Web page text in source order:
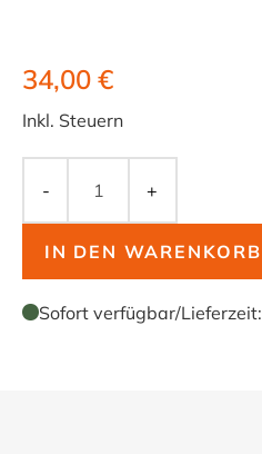
34,00 €
Inkl. Steuern
- +
IN DEN WARENKORB
Sofort verfügbar/Lieferzeit: